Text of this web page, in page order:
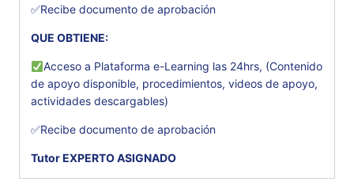
✅Recibe documento de aprobación
QUE OBTIENE:
Acceso a Plataforma e-Learning las 24hrs, (Contenido
de apoyo disponible, procedimientos, videos de apoyo,
actividades descargables)
✅Recibe documento de aprobación
Tutor EXPERTO ASIGNADO